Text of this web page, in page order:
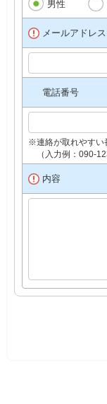
男性
メールアドレス
電話番号
※連絡が取れやすい
（入力例：090-
内容